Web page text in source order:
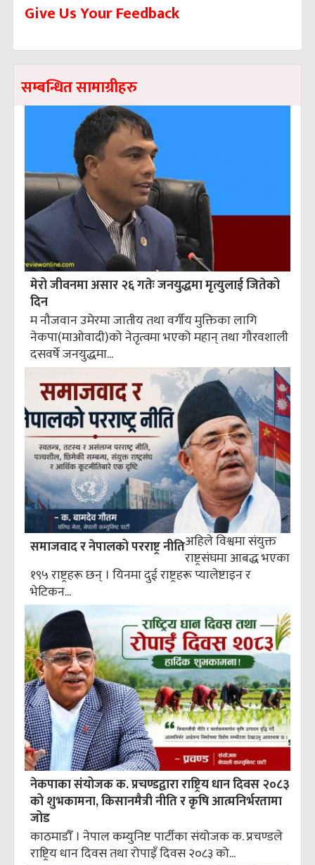
Give Us Your Feedback
सम्बन्धित सामाग्रीहरु
मेरो जीवनमा असार २६ गतेः जनयुद्धमा मृत्युलाई जितेको
दिन
म नौजवान उमेरमा जातीय तथा वर्गीय मुक्तिका लागि
नेकपा(माओवादी)को नेतृत्वमा भएको महान् तथा गौरवशाली
दसवर्षे जनयुद्धमा...
समाजवाद र नेपालको परराष्ट्र नीतिअहिले विश्वमा संयुक्त
राष्ट्रसंघमा आबद्ध भएका
१९५ राष्ट्रहरू छन् । यिनमा दुई राष्ट्रहरू प्यालेष्टाइन र
भेटिकन...
नेकपाका संयोजक क. प्रचण्डद्वारा राष्ट्रिय धान दिवस २०८३
को शुभकामना, किसानमैत्री नीति र कृषि आत्मनिर्भरतामा
जोड
काठमाडौँ । नेपाल कम्युनिष्ट पार्टीका संयोजक क. प्रचण्डले
राष्ट्रिय धान दिवस तथा रोपाइँ दिवस २०८३ को...